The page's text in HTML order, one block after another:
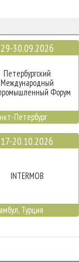
29-30.09.2026
Петербургский
Международный
Форум
Петербург
17-20.10.2026
INTERMOB
Турция